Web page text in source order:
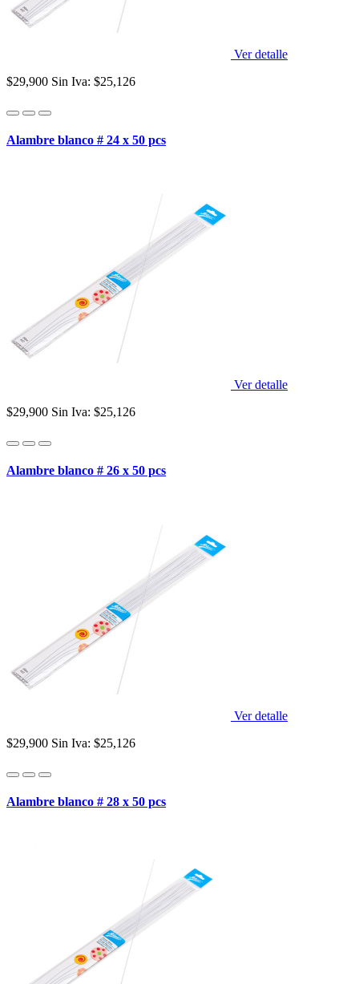
Ver detalle
$29,900 Sin Iva: $25,126
Alambre blanco # 24 x 50 pcs
Ver detalle
$29,900 Sin Iva: $25,126
Alambre blanco # 26 x 50 pcs
Ver detalle
$29,900 Sin Iva: $25,126
Alambre blanco # 28 x 50 pcs